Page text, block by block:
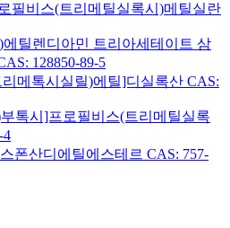
필비스(트리메틸실록시)메틸실란
틸렌디아민 트리아세테이트 삼
128850-89-5
메톡시실릴)에틸]디실록산 CAS:
톡시]프로필비스(트리메틸실록
4
폰산디에틸에스테르 CAS: 757-